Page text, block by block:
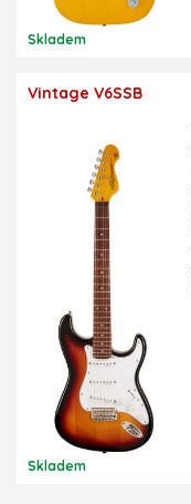
Skladem
Vintage V6SSB
Skladem